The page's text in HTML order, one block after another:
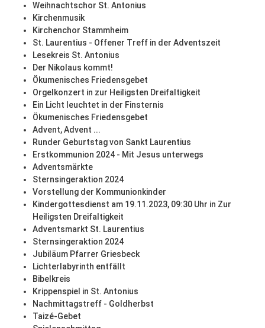
Weihnachtschor St. Antonius
Kirchenmusik
Kirchenchor Stammheim
St. Laurentius - Offener Treff in der Adventszeit
Lesekreis St. Antonius
Der Nikolaus kommt!
Ökumenisches Friedensgebet
Orgelkonzert in zur Heiligsten Dreifaltigkeit
Ein Licht leuchtet in der Finsternis
Ökumenisches Friedensgebet
Advent, Advent ...
Runder Geburtstag von Sankt Laurentius
Erstkommunion 2024 - Mit Jesus unterwegs
Adventsmärkte
Sternsingeraktion 2024
Vorstellung der Kommunionkinder
Kindergottesdienst am 19.11.2023, 09:30 Uhr in Zur
Heiligsten Dreifaltigkeit
Adventsmarkt St. Laurentius
Sternsingeraktion 2024
Jubiläum Pfarrer Griesbeck
Lichterlabyrinth entfällt
Bibelkreis
Krippenspiel in St. Antonius
Nachmittagstreff - Goldherbst
Taizé-Gebet